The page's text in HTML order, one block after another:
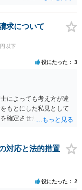
ば照会できる可能性はあ
難しくなります。 身元
確認していきます。 基
ません。 詐欺を含め、
きます。 さらに、渡し
します。 上記を経て、
であれば、まずは交渉
のとおり、詐欺である
が出来るのであれば、
事上の詐欺の立証以上
、一度、最寄りの警察
的な見通しに関して
求について
以下
役にたった 3
によっても考え方が違
もとにした私見として
確定させた上で、淡々
であれば時間の浪費
ますし、支払督促及び
裁判所になるため（特
合があるからです。相
ばよいと思います。 な
目処も立たずで精神的
対応と法的措置
役にたった 2